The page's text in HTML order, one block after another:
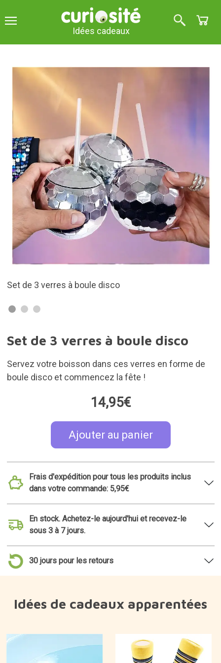
Idées cadeaux
Avec couvercle et paille
Set de 3 verres à boule disco
Servez votre boisson dans ces verres en forme de
boule disco et commencez la fête !
14,95€
Ajouter au panier
Frais d'expédition pour tous les produits inclus
dans votre commande: 5,95€
En stock. Achetez-le aujourd'hui et recevez-le
sous 3 à 7 jours.
30 jours pour les retours
Idées de cadeaux apparentées